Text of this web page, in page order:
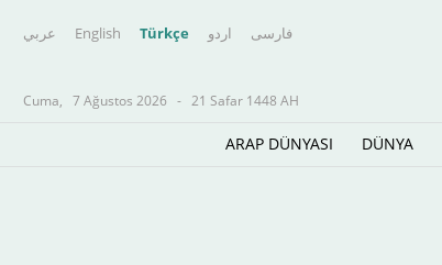
عربي English Türkçe اردو فارسى
Cuma, 7 Ağustos 2026 - 21 Safar 1448 AH
ARAP DÜNYASI DÜNYA